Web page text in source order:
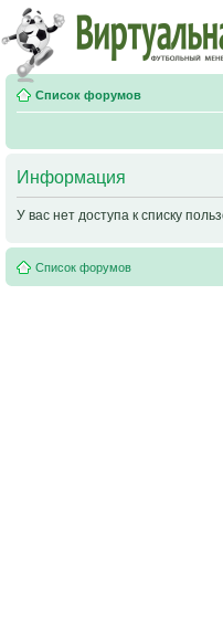
Список форумов
Информация
У вас нет доступа к списку
Список форумов